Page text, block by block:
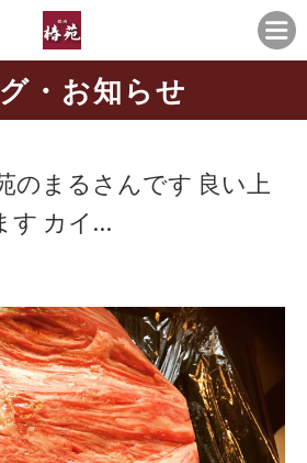
・お知らせ
のまるさんです 良い上
す カイ…